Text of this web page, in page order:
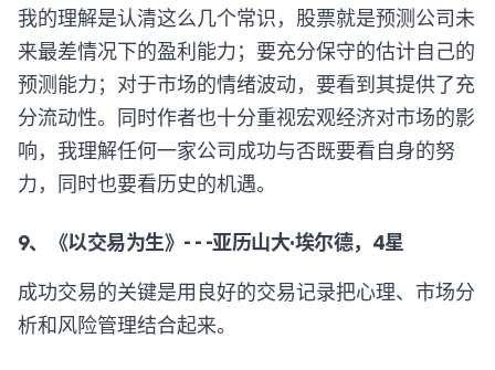
我的理解是认清这么几个常识，股票就是预测公司未
来最差情况下的盈利能力；要充分保守的估计自己的
预测能力；对于市场的情绪波动，要看到其提供了充
分流动性。同时作者也十分重视宏观经济对市场的影
响，我理解任何一家公司成功与否既要看自身的努
力，同时也要看历史的机遇。
9、《以交易为生》- - -亚历山大·埃尔德，4星
成功交易的关键是用良好的交易记录把心理、市场分
析和风险管理结合起来。